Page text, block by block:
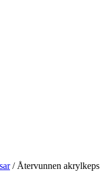
/ Återvunnen akrylkeps